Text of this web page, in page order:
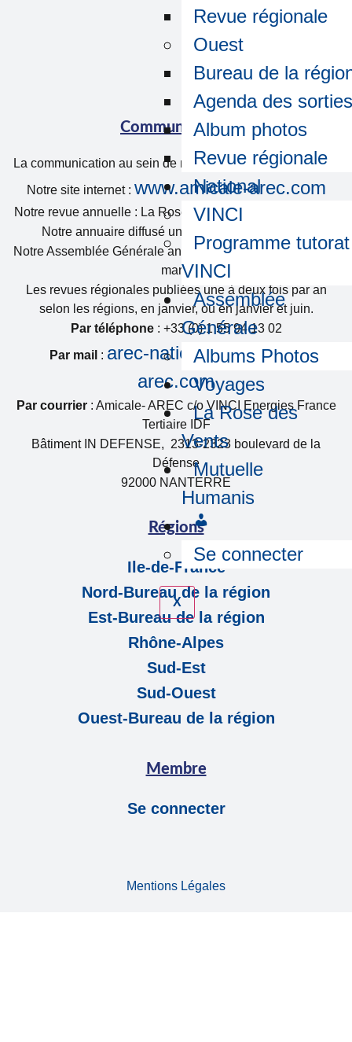
Revue régionale
Ouest
Bureau de la
Agenda des
Album photos
Revue régionale
National
VINCI
Programme tutorat
VINCI
Assemblée
Générale
Albums Photos
Voyages
La Rose des
Vents
Mutuelle
Humanis
Se connecter
X
Communication
La communication au sein de notre association se fait par :
Notre site internet : www.amicale-arec.com
Notre revue annuelle : La Rose des Vents parution en juin.
Notre annuaire diffusé une fois par an en janvier.
Notre Assemblée Générale annuelle le deuxième mardi de
mars.
Les revues régionales publiées une à deux fois par an
selon les régions, en janvier, ou en janvier et juin.
Par téléphone: +33 (0) 1 55 94 13 02
Par mail : arec-national@amicale-
arec.com
Par courrier: Amicale- AREC c/o VINCI Energies France
Tertiaire IDF
Bâtiment IN DEFENSE, 2313-2323 boulevard de la
Défense
92000 NANTERRE
Régions
Ile-de-France
Nord-Bureau de la région
Est-Bureau de la région
Rhône-Alpes
Sud-Est
Sud-Ouest
Ouest-Bureau de la région
Membre
Se connecter
Mentions Légales